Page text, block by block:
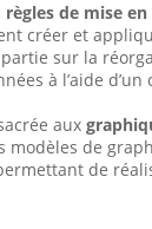
règles de mise
créer et
sur la
à l’aide
aux
modèles de
de